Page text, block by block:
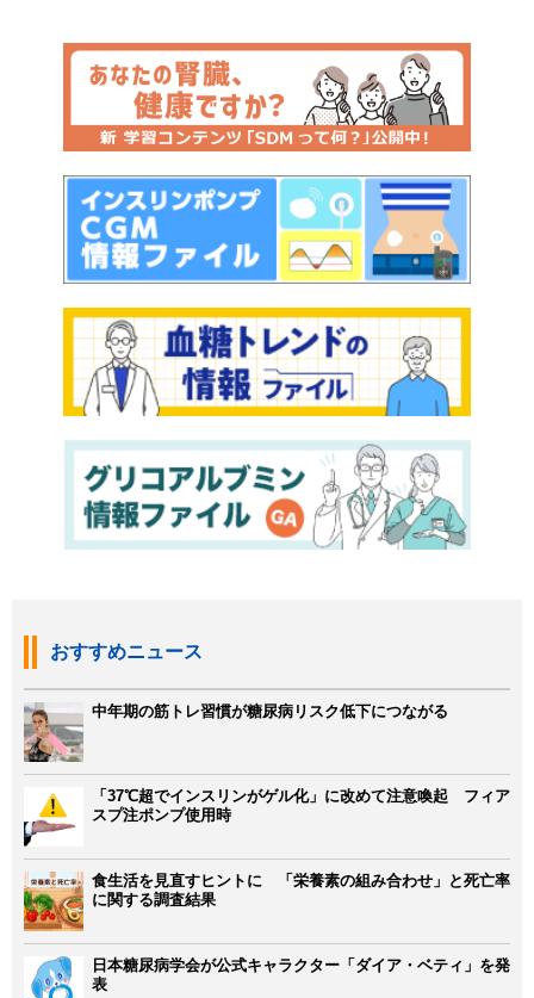
おすすめニュース
中年期の筋トレ習慣が糖尿病リスク低下につながる
「37℃超でインスリンがゲル化」に改めて注意喚起 フィア
スプ注ポンプ使用時
食生活を見直すヒントに 「栄養素の組み合わせ」と死亡率
に関する調査結果
日本糖尿病学会が公式キャラクター「ダイア・ベティ」を発
表